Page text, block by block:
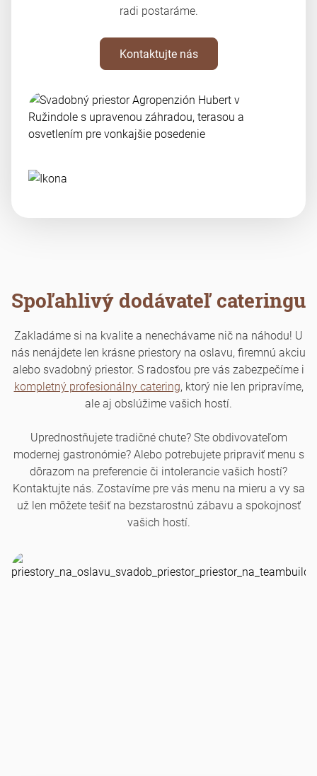
radi postaráme.
Kontaktujte nás
Spoľahlivý dodávateľ cateringu
Zakladáme si na kvalite a nenechávame nič na náhodu! U
nás nenájdete len krásne priestory na oslavu, firemnú akciu
alebo svadobný priestor. S radosťou pre vás zabezpečíme i
kompletný profesionálny catering, ktorý nie len pripravíme,
ale aj obslúžime vašich hostí.
Uprednostňujete tradičné chute? Ste obdivovateľom
modernej gastronómie? Alebo potrebujete pripraviť menu s
dôrazom na preferencie či intolerancie vašich hostí?
Kontaktujte nás. Zostavíme pre vás menu na mieru a vy sa
už len môžete tešiť na bezstarostnú zábavu a spokojnosť
vašich hostí.